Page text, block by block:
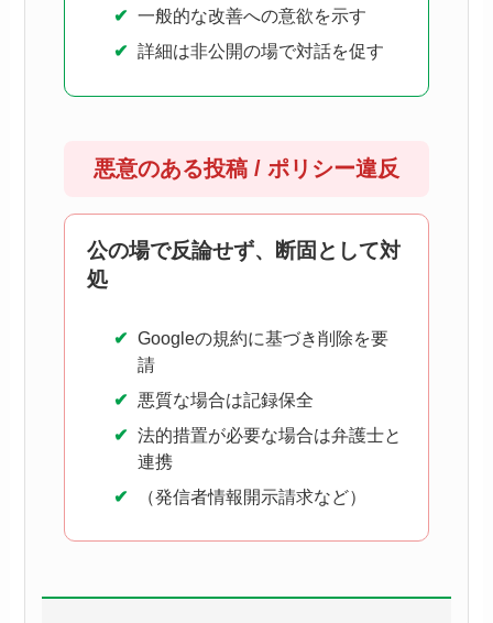
一般的な改善への意欲を示す
詳細は非公開の場で対話を促す
悪意のある投稿 / ポリシー違反
公の場で反論せず、断固として対
処
Googleの規約に基づき削除を要
請
悪質な場合は記録保全
法的措置が必要な場合は弁護士と
連携
（発信者情報開示請求など）